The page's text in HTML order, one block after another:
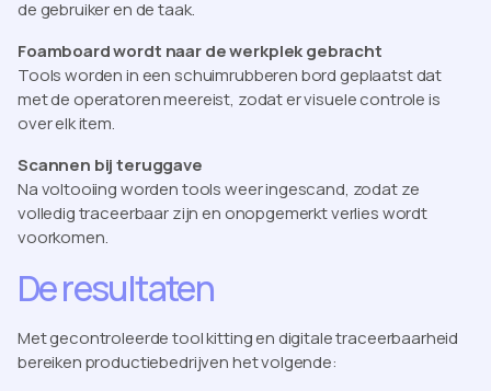
de gebruiker en de taak.
Foamboard wordt naar de werkplek gebracht
Tools worden in een schuimrubberen bord geplaatst dat
met de operatoren meereist, zodat er visuele controle is
over elk item.
Scannen bij teruggave
Na voltooiing worden tools weer ingescand, zodat ze
volledig traceerbaar zijn en onopgemerkt verlies wordt
voorkomen.
De resultaten
Met gecontroleerde tool kitting en digitale traceerbaarheid
bereiken productiebedrijven het volgende: